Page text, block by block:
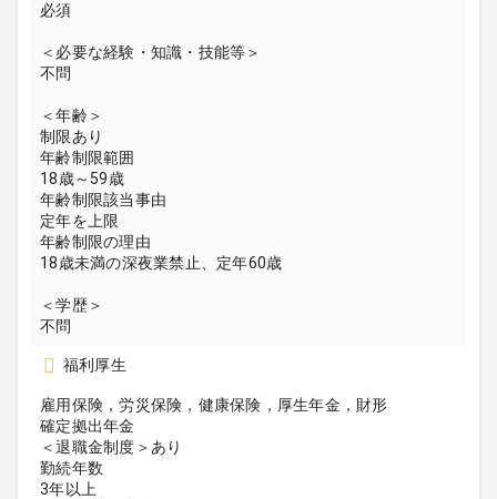
必須
＜必要な経験・知識・技能等＞
不問
＜年齢＞
制限あり
年齢制限範囲
18歳～59歳
年齢制限該当事由
定年を上限
年齢制限の理由
18歳未満の深夜業禁止、定年60歳
＜学歴＞
不問
福利厚生
雇用保険，労災保険，健康保険，厚生年金，財形
確定拠出年金
＜退職金制度＞あり
勤続年数
3年以上